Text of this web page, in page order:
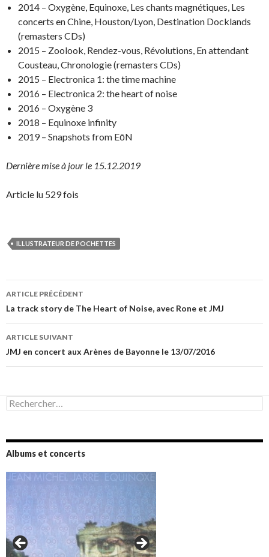
2014 – Oxygène, Equinoxe, Les chants magnétiques, Les
concerts en Chine, Houston/Lyon, Destination Docklands
(remasters CDs)
2015 – Zoolook, Rendez-vous, Révolutions, En attendant
Cousteau, Chronologie (remasters CDs)
2015 – Electronica 1: the time machine
2016 – Electronica 2: the heart of noise
2016 – Oxygène 3
2018 – Equinoxe infinity
2019 – Snapshots from EōN
Dernière mise à jour le 15.12.2019
Article lu 529 fois
ILLUSTRATEUR DE POCHETTES
Navigation
des
articles
ARTICLE PRÉCÉDENT
La track story de The Heart of Noise, avec Rone et JMJ
ARTICLE SUIVANT
JMJ en concert aux Arènes de Bayonne le 13/07/2016
Rechercher :
Albums et concerts